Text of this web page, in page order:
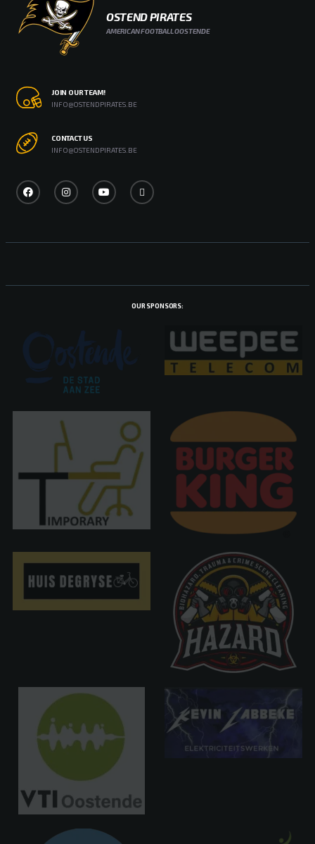
OSTEND PIRATES
AMERICAN FOOTBALL OOSTENDE
JOIN OUR TEAM!
INFO@OSTENDPIRATES.BE
CONTACT US
INFO@OSTENDPIRATES.BE
OUR SPONSORS: